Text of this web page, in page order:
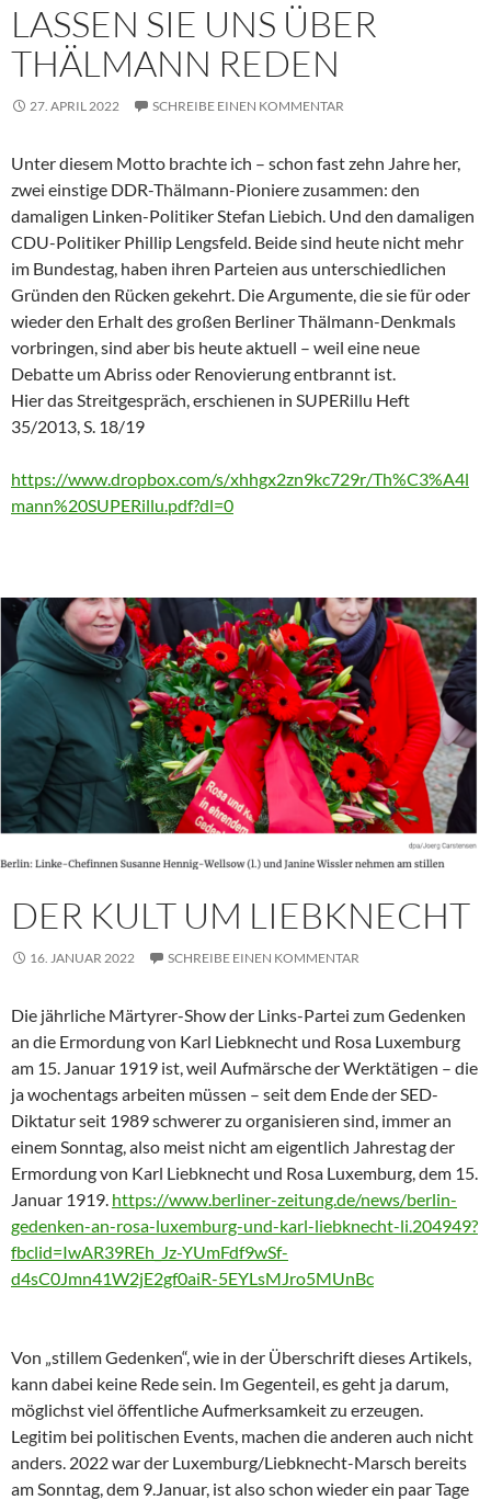
LASSEN SIE UNS ÜBER
THÄLMANN REDEN
27. APRIL 2022 SCHREIBE EINEN KOMMENTAR
Unter diesem Motto brachte ich – schon fast zehn Jahre her,
zwei einstige DDR-Thälmann-Pioniere zusammen: den
damaligen Linken-Politiker Stefan Liebich. Und den damaligen
CDU-Politiker Phillip Lengsfeld. Beide sind heute nicht mehr
im Bundestag, haben ihren Parteien aus unterschiedlichen
Gründen den Rücken gekehrt. Die Argumente, die sie für oder
wieder den Erhalt des großen Berliner Thälmann-Denkmals
vorbringen, sind aber bis heute aktuell – weil eine neue
Debatte um Abriss oder Renovierung entbrannt ist.
Hier das Streitgespräch, erschienen in SUPERillu Heft
35/2013, S. 18/19
https://www.dropbox.com/s/xhhgx2zn9kc729r/Th%C3%A4l
mann%20SUPERillu.pdf?dl=0
DER KULT UM LIEBKNECHT
16. JANUAR 2022 SCHREIBE EINEN KOMMENTAR
Die jährliche Märtyrer-Show der Links-Partei zum Gedenken
an die Ermordung von Karl Liebknecht und Rosa Luxemburg
am 15. Januar 1919 ist, weil Aufmärsche der Werktätigen – die
ja wochentags arbeiten müssen – seit dem Ende der SED-
Diktatur seit 1989 schwerer zu organisieren sind, immer an
einem Sonntag, also meist nicht am eigentlich Jahrestag der
Ermordung von Karl Liebknecht und Rosa Luxemburg, dem 15.
Januar 1919. https://www.berliner-zeitung.de/news/berlin-
gedenken-an-rosa-luxemburg-und-karl-liebknecht-li.204949?
fbclid=IwAR39REh_Jz-YUmFdf9wSf-
d4sC0Jmn41W2jE2gf0aiR-5EYLsMJro5MUnBc
Von „stillem Gedenken“, wie in der Überschrift dieses Artikels,
kann dabei keine Rede sein. Im Gegenteil, es geht ja darum,
möglichst viel öffentliche Aufmerksamkeit zu erzeugen.
Legitim bei politischen Events, machen die anderen auch nicht
anders. 2022 war der Luxemburg/Liebknecht-Marsch bereits
am Sonntag, dem 9.Januar, ist also schon wieder ein paar Tage